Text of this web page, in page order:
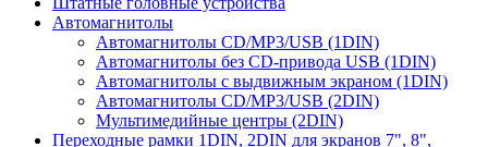
Автомагнитолы
Автомагнитолы CD/MP3/USB (1DIN)
Автомагнитолы без CD-привода USB (1DIN)
Автомагнитолы с выдвижным экраном (1DIN)
Автомагнитолы CD/MP3/USB (2DIN)
Мультимедийные центры (2DIN)
Переходные рамки 1DIN, 2DIN для экранов 7", 8",